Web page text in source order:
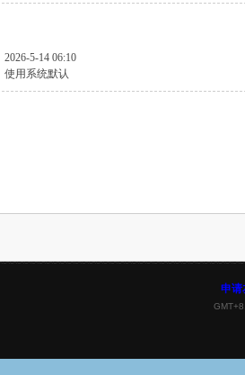
2026-5-14 06:10
使用系统默认
申请